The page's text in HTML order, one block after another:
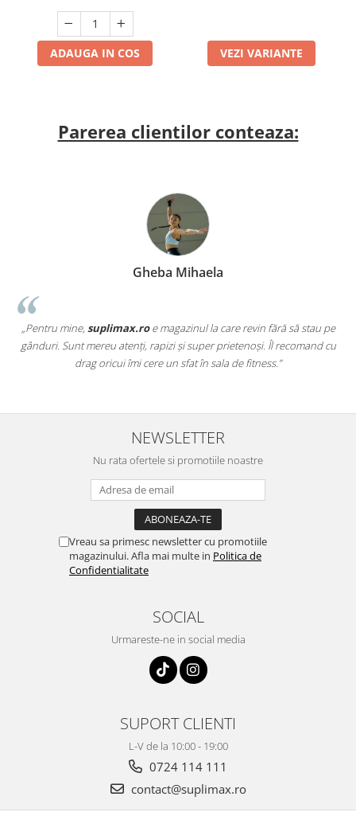
ADAUGA IN COS VEZI VARIANTE
Parerea clientilor conteaza:
Gheba Mihaela
„Pentru mine, suplimax.roe magazinul la care revin fără să stau pe
gânduri. Sunt mereu atenți, rapizi și super prietenoși. Îl recomand cu
drag oricui îmi cere un sfat în sala de fitness.”
NEWSLETTER
Nu rata ofertele si promotiile noastre
Vreau sa primesc newsletter cu promotiile
magazinului. Afla mai multe in Politica de
Confidentialitate
SOCIAL
Urmareste-ne in social media
SUPORT CLIENTI
L-V de la 10:00 - 19:00
0724 114 111
contact@suplimax.ro